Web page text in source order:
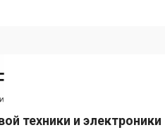
техники и электроники